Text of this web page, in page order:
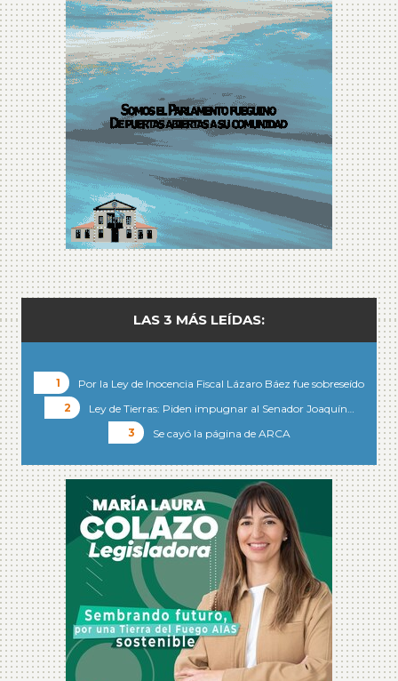
LAS 3 MÁS LEÍDAS:
Por la Ley de Inocencia Fiscal Lázaro Báez fue sobreseído
Ley de Tierras: Piden impugnar al Senador Joaquín…
Se cayó la página de ARCA